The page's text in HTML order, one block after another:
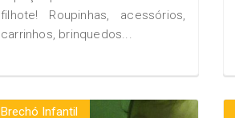
filhote! Roupinhas, acessórios,
carrinhos, brinquedos...
Brechó Infantil